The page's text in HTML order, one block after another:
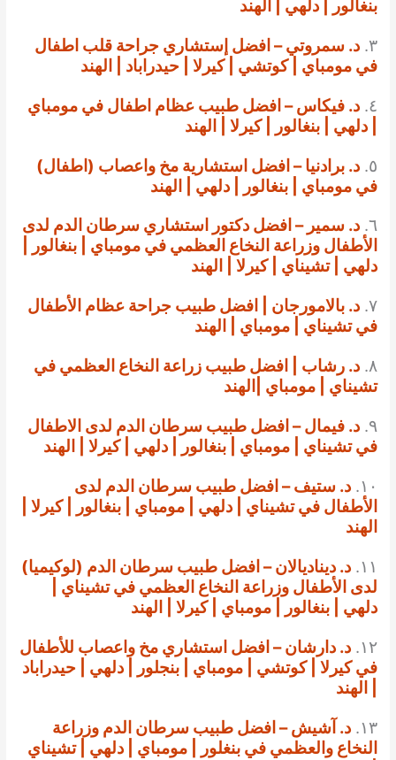
بنغالور | دلهي | الهند
٣. د. سمروتي – افضل إستشاري جراحة قلب اطفال
في مومباي | كوتشي | كيرلا | حيدراباد | الهند
٤. د. فيكاس – افضل طبيب عظام اطفال في مومباي
| دلهي | بنغالور | كيرلا | الهند
٥. د. برادنيا – افضل استشارية مخ واعصاب (اطفال)
في مومباي | بنغالور | دلهي | الهند
٦. د. سمير – افضل دكتور استشاري سرطان الدم لدى
الأطفال وزراعة النخاع العظمي في مومباي | بنغالور |
دلهي | تشيناي | كيرلا | الهند
٧. د. بالامورجان | افضل طبيب جراحة عظام الأطفال
في تشيناي | مومباي | الهند
٨. د. رشاب | افضل طبيب زراعة النخاع العظمي في
تشيناي | مومباي |الهند
٩. د. فيمال – افضل طبيب سرطان الدم لدى الاطفال
في تشيناي | مومباي | بنغالور | دلهي | كيرلا | الهند
١٠. د. ستيف – افضل طبيب سرطان الدم لدى
الأطفال في تشيناي | دلهي | مومباي | بنغالور | كيرلا |
الهند
١١. د. ديناديالان – افضل طبيب سرطان الدم (لوكيميا)
لدى الأطفال وزراعة النخاع العظمي في تشيناي |
دلهي | بنغالور | مومباي | كيرلا | الهند
١٢. د. دارشان – افضل استشاري مخ واعصاب للأطفال
في كيرلا | كوتشي | مومباي | بنجلور | دلهي | حيدراباد
| الهند
١٣. د. آشيش – افضل طبيب سرطان الدم وزراعة
النخاع والعظمي في بنغلور | مومباي | دلهي | تشيناي